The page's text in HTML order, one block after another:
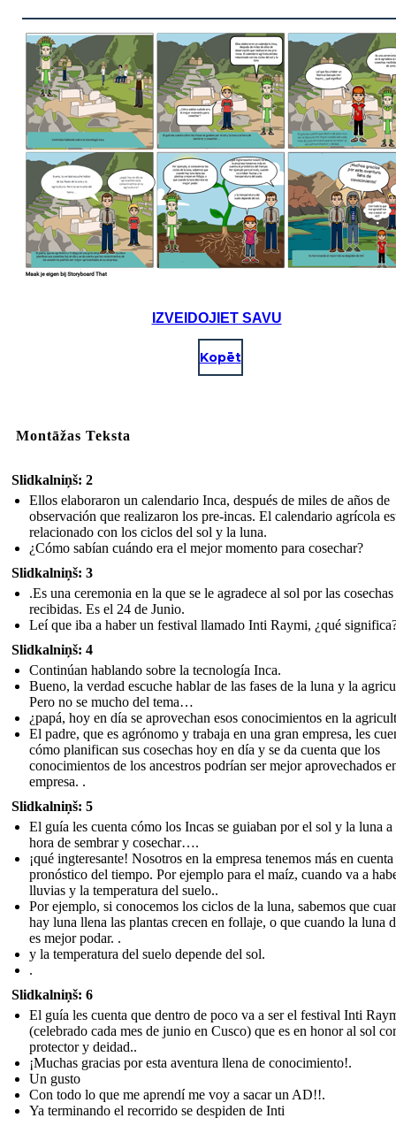
IZVEIDOJIET SAVU
Kopēt
Montāžas Teksta
Slidkalniņš: 2
Ellos elaboraron un calendario Inca, después de miles de años de
observación que realizaron los pre-incas. El calendario agrícola
relacionado con los ciclos del sol y la luna.
¿Cómo sabían cuándo era el mejor momento para cosechar?
Slidkalniņš: 3
.Es una ceremonia en la que se le agradece al sol por las cosechas
recibidas. Es el 24 de Junio.
Leí que iba a haber un festival llamado Inti Raymi, ¿qué
Slidkalniņš: 4
Continúan hablando sobre la tecnología Inca.
Bueno, la verdad escuche hablar de las fases de la luna y la
Pero no se mucho del tema…
¿papá, hoy en día se aprovechan esos conocimientos en la
El padre, que es agrónomo y trabaja en una gran empresa, les
cómo planifican sus cosechas hoy en día y se da cuenta que los
conocimientos de los ancestros podrían ser mejor aprovechados
empresa. .
Slidkalniņš: 5
El guía les cuenta cómo los Incas se guiaban por el sol y la luna a
hora de sembrar y cosechar….
¡qué ingteresante! Nosotros en la empresa tenemos más en
pronóstico del tiempo. Por ejemplo para el maíz, cuando va a
lluvias y la temperatura del suelo..
Por ejemplo, si conocemos los ciclos de la luna, sabemos que
hay luna llena las plantas crecen en follaje, o que cuando la luna
es mejor podar. .
y la temperatura del suelo depende del sol.
.
Slidkalniņš: 6
El guía les cuenta que dentro de poco va a ser el festival Inti
(celebrado cada mes de junio en Cusco) que es en honor al sol
protector y deidad..
¡Muchas gracias por esta aventura llena de conocimiento!.
Un gusto
Con todo lo que me aprendí me voy a sacar un AD!!.
Ya terminando el recorrido se despiden de Inti